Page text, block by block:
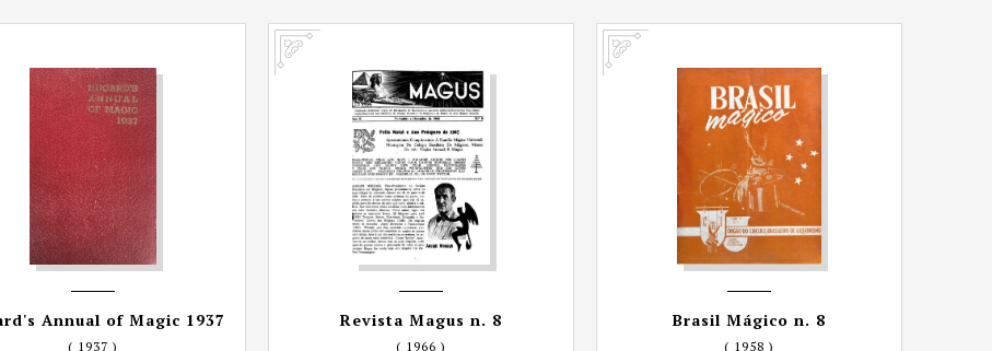
Annual of Magic 1937
( 1937 )
Revista Magus n. 8
( 1966 )
Brasil Mágico n. 8
( 1958 )